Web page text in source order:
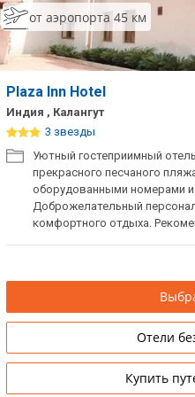
от аэропорта 45 км
Plaza Inn Hotel
Индия , Калангут
3 звезды
Уютный гостеприимный
прекрасного песчаного
оборудованными номерами
Доброжелательный
комфортного отдыха.
Отели
Купить